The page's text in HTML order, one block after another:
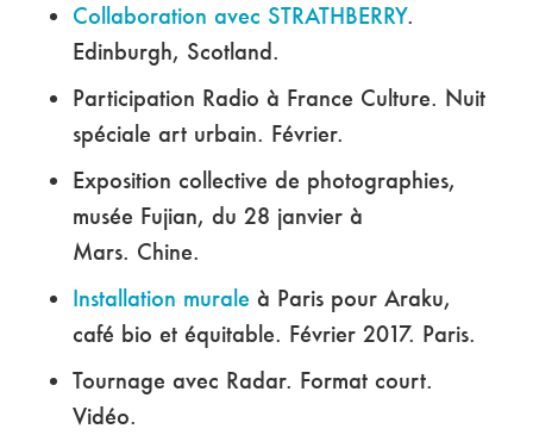
Collaboration avec STRATHBERRY.
Edinburgh, Scotland.
Participation Radio à France Culture. Nuit
spéciale art urbain. Février.
Exposition collective de photographies,
musée Fujian, du 28 janvier à
Mars. Chine.
Installation murale à Paris pour Araku,
café bio et équitable. Février 2017. Paris.
Tournage avec Radar. Format court.
Vidéo.